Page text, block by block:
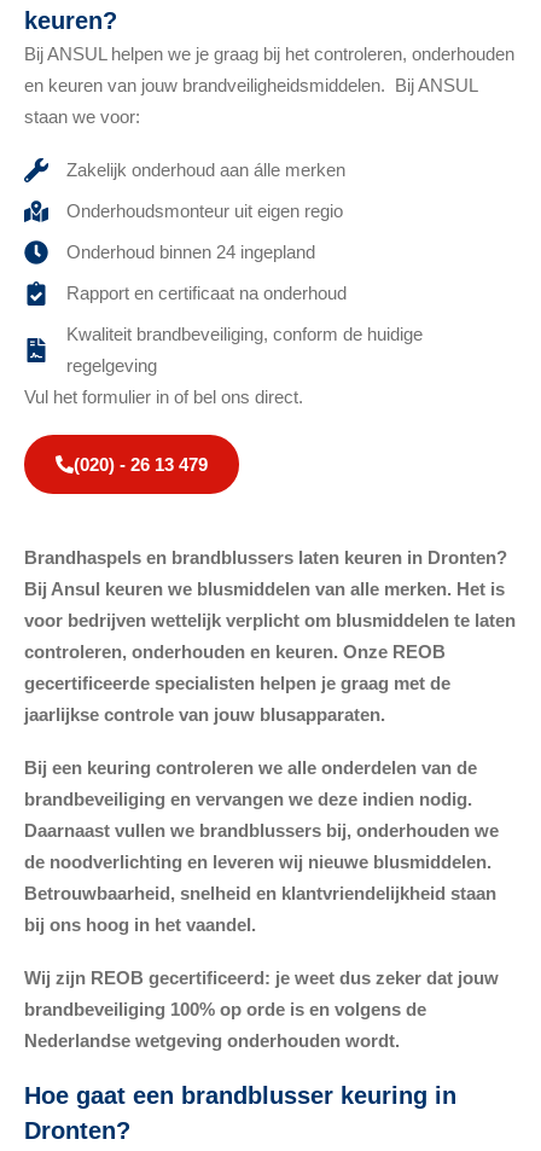
keuren?
Bij ANSUL helpen we je graag bij het controleren, onderhouden
en keuren van jouw brandveiligheidsmiddelen. Bij ANSUL
staan we voor:
Zakelijk onderhoud aan álle merken
Onderhoudsmonteur uit eigen regio
Onderhoud binnen 24 ingepland
Rapport en certificaat na onderhoud
Kwaliteit brandbeveiliging, conform de huidige
regelgeving
Vul het formulier in of bel ons direct.
(020) - 26 13 479
Brandhaspels en brandblussers laten keuren in Dronten?
Bij Ansul keuren we blusmiddelen van alle merken. Het is
voor bedrijven wettelijk verplicht om blusmiddelen te laten
controleren, onderhouden en keuren. Onze REOB
gecertificeerde specialisten helpen je graag met de
jaarlijkse controle van jouw blusapparaten.
Bij een keuring controleren we alle onderdelen van de
brandbeveiliging en vervangen we deze indien nodig.
Daarnaast vullen we brandblussers bij, onderhouden we
de noodverlichting en leveren wij nieuwe blusmiddelen.
Betrouwbaarheid, snelheid en klantvriendelijkheid staan
bij ons hoog in het vaandel.
Wij zijn REOB gecertificeerd: je weet dus zeker dat jouw
brandbeveiliging 100% op orde is en volgens de
Nederlandse wetgeving onderhouden wordt.
Hoe gaat een brandblusser keuring in
Dronten?